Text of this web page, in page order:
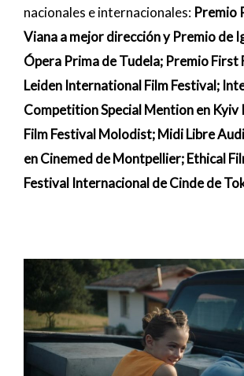
nacionales e internacionales: Premio
Viana a mejor dirección y Premio de
Ópera Prima de Tudela; Premio First
Leiden International Film Festival;
Competition Special Mention en
Film Festival Molodist; Midi Libre
en Cinemed de Montpellier; Ethical
Festival Internacional de Cinde de